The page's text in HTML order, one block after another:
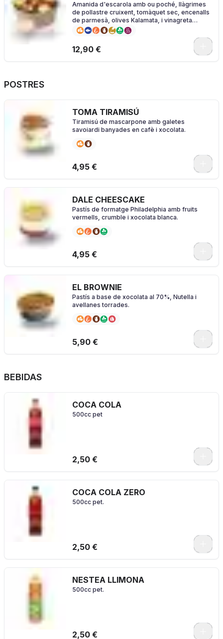
Amanida d'escarola amb ou poché, llàgrimes
de pollastre cruixent, tomàquet sec, encenalls
de parmesà, olives Kalamata, i vinagreta
Caesar
12,90 €
POSTRES
TOMA TIRAMISÚ
Tiramisú de mascarpone amb galetes
savoiardi banyades en cafè i xocolata.
4,95 €
DALE CHEESCAKE
Pastís de formatge Philadelphia amb fruits
vermells, crumble i xocolata blanca.
4,95 €
EL BROWNIE
Pastís a base de xocolata al 70%, Nutella i
avellanes torrades.
5,90 €
BEBIDAS
COCA COLA
500cc pet
2,50 €
COCA COLA ZERO
500cc pet.
2,50 €
NESTEA LLIMONA
500cc pet.
2,50 €